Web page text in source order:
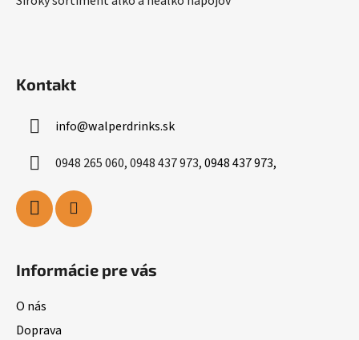
Kontakt
info@walperdrinks.sk
0948 265 060, 0948 437 973,0948 437 973,
Informácie pre vás
O nás
Doprava